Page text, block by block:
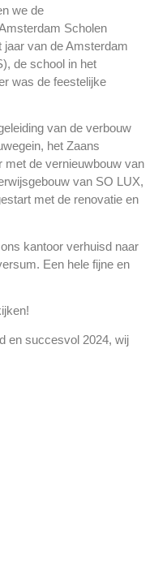
we de
Scholen
van de Amsterdam
de school in het
was de feestelijke
van de verbouw
het Zaans
met de vernieuwbouw van
van SO LUX,
met de renovatie en
kantoor verhuisd naar
Een hele fijne en
en succesvol 2024, wij